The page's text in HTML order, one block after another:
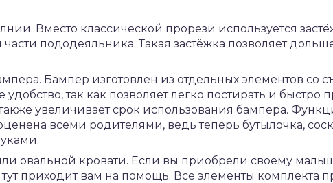
Вместо классической прорези используется
пододеяльника. Такая застёжка позволяет
Бампер изготовлен из отдельных элементов со
так как позволяет легко постирать и быстро
увеличивает срок использования бампера.
всеми родителями, ведь теперь бутылочка,
овальной кровати. Если вы приобрели своему
приходит вам на помощь. Все элементы комплекта